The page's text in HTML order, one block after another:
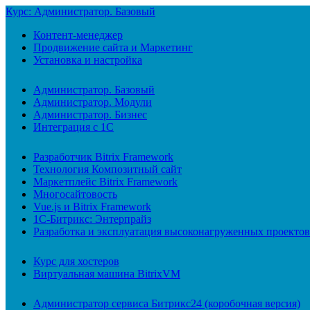
Курс: Администратор. Базовый
Контент-менеджер
Продвижение сайта и Маркетинг
Установка и настройка
Администратор. Базовый
Администратор. Модули
Администратор. Бизнес
Интеграция с 1С
Разработчик Bitrix Framework
Технология Композитный сайт
Маркетплейс Bitrix Framework
Многосайтовость
Vue.js и Bitrix Framework
1С-Битрикс: Энтерпрайз
Разработка и эксплуатация высоконагруженных проектов
Курс для хостеров
Виртуальная машина BitrixVM
Администратор сервиса Битрикс24 (коробочная версия)